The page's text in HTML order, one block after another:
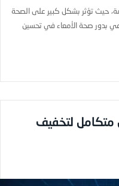
حيث تؤثر بشكل كبير على الصحة
بدور صحة الأمعاء في تحسين
متكامل لتخفيف